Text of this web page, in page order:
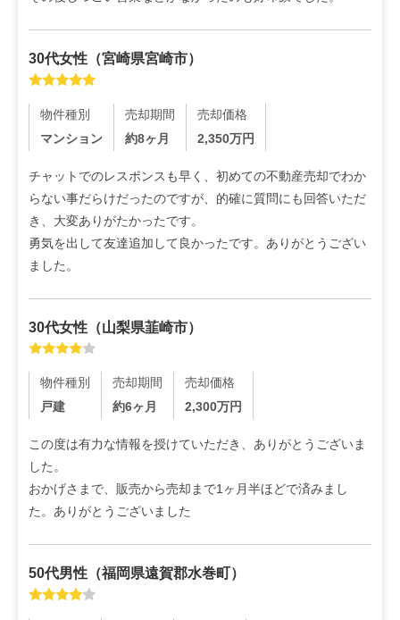
30代女性 （宮崎県宮崎市）
物件種別
マンション
売却期間
約8ヶ月
売却価格
2,350万円
チャットでのレスポンスも早く、初めての不動産売却でわか
らない事だらけだったのですが、的確に質問にも回答いただ
き、大変ありがたかったです。
勇気を出して友達追加して良かったです。ありがとうござい
ました。
30代女性 （山梨県韮崎市）
物件種別
戸建
売却期間
約6ヶ月
売却価格
2,300万円
この度は有力な情報を授けていただき、ありがとうございま
した。
おかげさまで、販売から売却まで1ヶ月半ほどで済みまし
た。ありがとうございました
50代男性 （福岡県遠賀郡水巻町 ）